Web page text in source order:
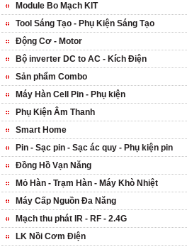
Module Bo Mạch KIT
Tool Sáng Tạo - Phụ Kiện Sáng Tạo
Động Cơ - Motor
Bộ inverter DC to AC - Kích Điện
Sản phẩm Combo
Máy Hàn Cell Pin - Phụ kiện
Phụ Kiện Âm Thanh
Smart Home
Pin - Sạc pin - Sạc ác quy - Phụ kiện pin
Đồng Hồ Vạn Năng
Mỏ Hàn - Trạm Hàn - Máy Khò Nhiệt
Máy Cấp Nguồn Đa Năng
Mạch thu phát IR - RF - 2.4G
LK Nồi Cơm Điện